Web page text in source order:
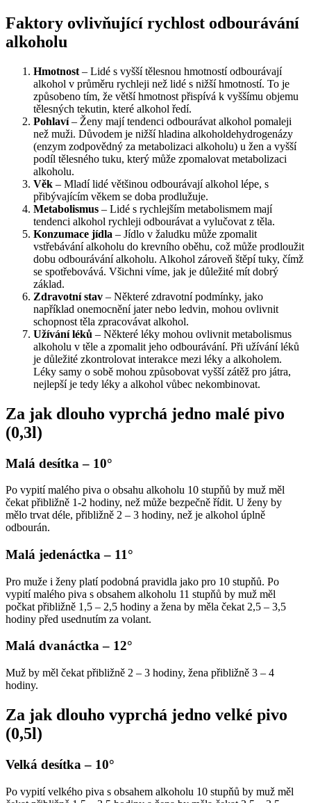
Faktory ovlivňující rychlost odbourávání
alkoholu
Hmotnost – Lidé s vyšší tělesnou hmotností odbourávají
alkohol v průměru rychleji než lidé s nižší hmotností. To je
způsobeno tím, že větší hmotnost přispívá k vyššímu objemu
tělesných tekutin, které alkohol ředí.
Pohlaví– Ženy mají tendenci odbourávat alkohol pomaleji
než muži. Důvodem je nižší hladina alkoholdehydrogenázy
(enzym zodpovědný za metabolizaci alkoholu) u žen a vyšší
podíl tělesného tuku, který může zpomalovat metabolizaci
alkoholu.
Věk – Mladí lidé většinou odbourávají alkohol lépe, s
přibývajícím věkem se doba prodlužuje.
Metabolismus – Lidé s rychlejším metabolismem mají
tendenci alkohol rychleji odbourávat a vylučovat z těla.
Konzumace jídla – Jídlo v žaludku může zpomalit
vstřebávání alkoholu do krevního oběhu, což může prodloužit
dobu odbourávání alkoholu. Alkohol zároveň štěpí tuky, čímž
se spotřebovává. Všichni víme, jak je důležité mít dobrý
základ.
Zdravotní stav – Některé zdravotní podmínky, jako
například onemocnění jater nebo ledvin, mohou ovlivnit
schopnost těla zpracovávat alkohol.
Užívání léků – Některé léky mohou ovlivnit metabolismus
alkoholu v těle a zpomalit jeho odbourávání. Při užívání léků
je důležité zkontrolovat interakce mezi léky a alkoholem.
Léky samy o sobě mohou způsobovat vyšší zátěž pro játra,
nejlepší je tedy léky a alkohol vůbec nekombinovat.
Za jak dlouho vyprchá jedno malé pivo
(0,3l)
Malá desítka – 10°
Po vypití malého piva o obsahu alkoholu 10 stupňů by muž měl
čekat přibližně 1-2 hodiny, než může bezpečně řídit. U ženy by
mělo trvat déle, přibližně 2 – 3 hodiny, než je alkohol úplně
odbourán.
Malá jedenáctka – 11°
Pro muže i ženy platí podobná pravidla jako pro 10 stupňů. Po
vypití malého piva s obsahem alkoholu 11 stupňů by muž měl
počkat přibližně 1,5 – 2,5 hodiny a žena by měla čekat 2,5 – 3,5
hodiny před usednutím za volant.
Malá dvanáctka – 12°
Muž by měl čekat přibližně 2 – 3 hodiny, žena přibližně 3 – 4
hodiny.
Za jak dlouho vyprchá jedno velké pivo
(0,5l)
Velká desítka – 10°
Po vypití velkého piva s obsahem alkoholu 10 stupňů by muž měl